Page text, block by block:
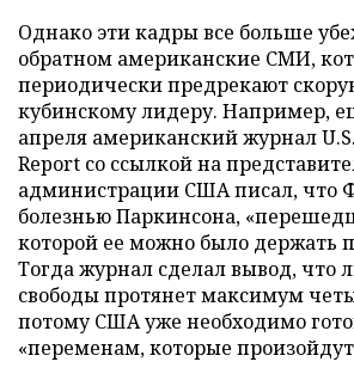
Однако эти кадры все больше
обратном американские СМИ,
периодически предрекают
кубинскому лидеру. Например,
апреля американский журнал
Report со ссылкой на
администрации США писал, что
болезнью Паркинсона,
которой ее можно было держать
Тогда журнал сделал вывод, что
свободы протянет максимум
потому США уже необходимо
«переменам, которые